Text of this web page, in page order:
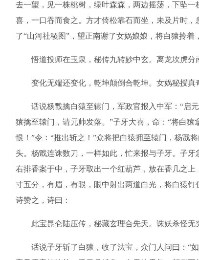
去一望，见一株桃树，绿叶森森，两边摇荡，下坠
喜，一口吞而食之。方才倚松靠石而坐，未及片时
了“山河社稷图”，望正南谢了女娲娘娘，将白猿拎
悟道投师在玉泉，秘传九转妙中玄。离龙坎虎分
变化无端还变化，乾坤颠倒合乾坤。女娲秘授真
话说杨戬擒白猿至辕门，军政官报入中军：“启元
猿擒至辕门，请元帅发落。”子牙大喜，命：“将白
恨！”令：“推出斩之！”众将把白猿拥至辕门，杨戬
头。杨戬连诛数刀，一样如此，忙来报与子牙。子
右排香案于中，子牙取出一个红葫芦，放在香几之
寸五分，有眉，有眼，眼中射出两道白光，将白猿
诗赞之，诗曰：
此宝昆仑陆压传，秘藏玄理合先天。诛妖杀怪无
话说子牙斩了白猿，收了法宝，众门人问曰：“如